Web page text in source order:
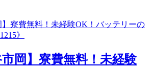
市岡】寮費無料！未経験